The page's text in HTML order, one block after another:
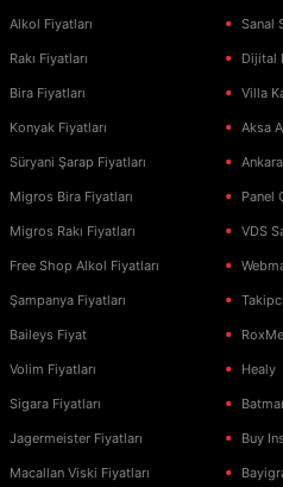
Alkol Fiyatları
Rakı Fiyatları
Bira Fiyatları
Konyak Fiyatları
Süryani Şarap Fiyatları
Migros Bira Fiyatları
Migros Rakı Fiyatları
Free Shop Alkol Fiyatları
Şampanya Fiyatları
Baileys Fiyat
Volim Fiyatları
Sigara Fiyatları
Jagermeister Fiyatları
Macallan Viski Fiyatları
Sanal
Dijital
Villa
Aksa
Panel
VDS
Healy
Buy